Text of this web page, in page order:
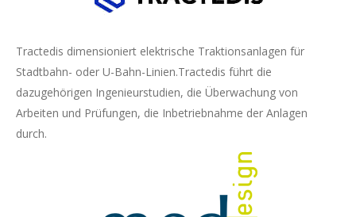
Tractedis dimensioniert elektrische Traktionsanlagen für
Stadtbahn- oder U-Bahn-Linien.Tractedis führt die
dazugehörigen Ingenieurstudien, die Überwachung von
Arbeiten und Prüfungen, die Inbetriebnahme der Anlagen
durch.